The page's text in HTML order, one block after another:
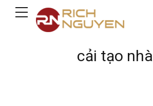
cải tạo nhà